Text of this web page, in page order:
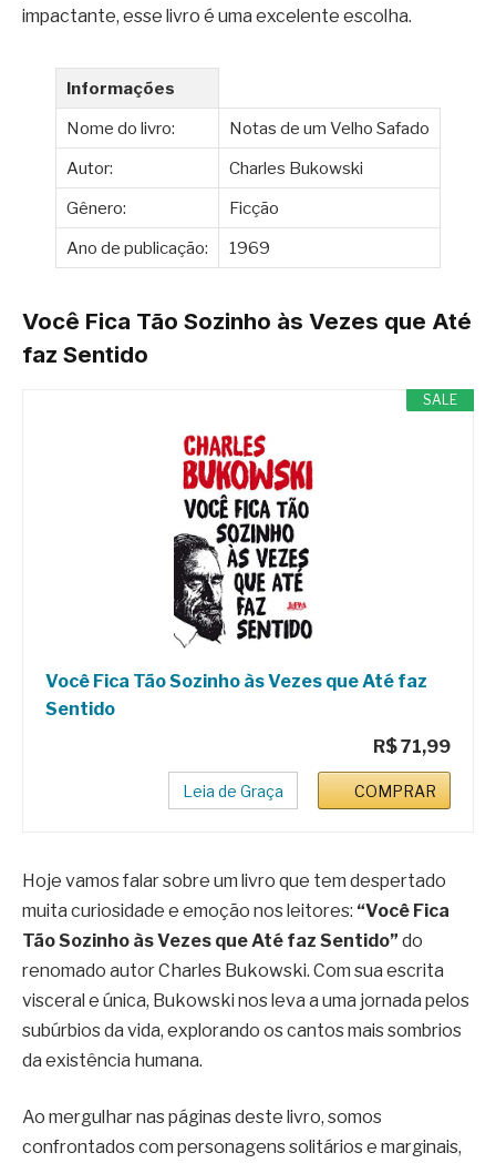
impactante, esse livro é uma excelente escolha.
Informações
Nome do livro:
Notas de um Velho Safado
Autor:
Charles Bukowski
Gênero:
Ficção
Ano de publicação:
1969
Você Fica Tão Sozinho às Vezes que Até
faz Sentido
SALE
Você Fica Tão Sozinho às Vezes que Até faz
Sentido
R$ 71,99
Leia de Graça COMPRAR
Hoje vamos falar sobre um livro que tem despertado
muita curiosidade e emoção nos leitores: “Você Fica
Tão Sozinho às Vezes que Até faz Sentido” do
renomado autor Charles Bukowski. Com sua escrita
visceral e única, Bukowski nos leva a uma jornada pelos
subúrbios da vida, explorando os cantos mais sombrios
da existência humana.
Ao mergulhar nas páginas deste livro, somos
confrontados com personagens solitários e marginais,